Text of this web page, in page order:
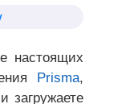
настоящих
Prisma,
загружаете